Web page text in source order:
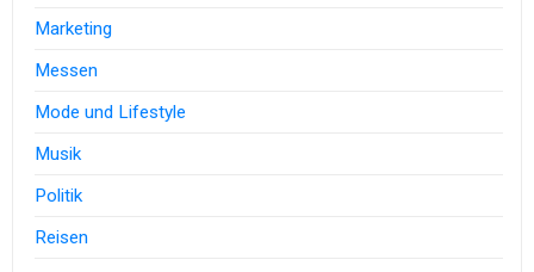
Marketing
Messen
Mode und Lifestyle
Musik
Politik
Reisen